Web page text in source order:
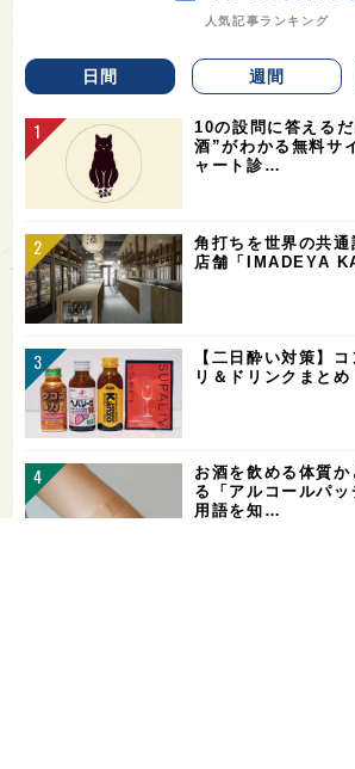
人気記事ランキング
日間 週間
10の設問に答える
酒”がわかる無料サ
ャート診…
角打ちを世界の共
店舗「IMADEYA
【二日酔い対策】
リ＆ドリンクまとめ
お酒を飲める体質
る「アルコールパ
用語を知…